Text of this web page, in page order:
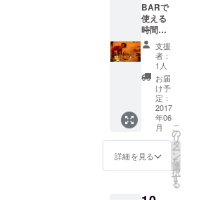
BARで
使える
時間無
制限飲
み放題
券４枚
をリ
ターン
として
お返し
しま
す。
支援
者：
1人
お届
け予
定：
2017
年06
月
詳細を見る
こ
の
リ
タ
ー
ン
を
選
択
す
る